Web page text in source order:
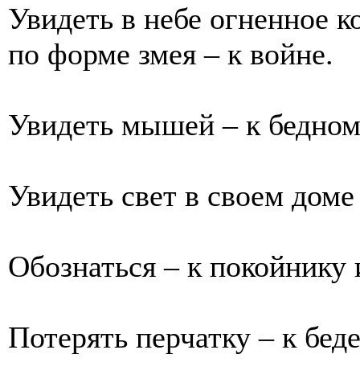
Увидеть в небе огненное
по форме змея – к войне.
Увидеть мышей – к
Увидеть свет в своем
Обознаться – к покойнику
Потерять перчатку – к